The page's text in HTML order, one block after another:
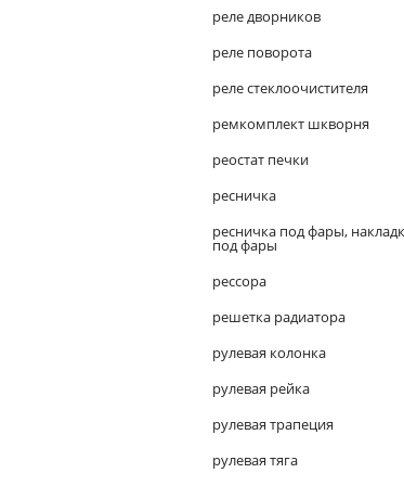
реле дворников
реле поворота
реле стеклоочистителя
ремкомплект шкворня
реостат печки
ресничка
ресничка под фары,
под фары
рессора
решетка радиатора
рулевая колонка
рулевая рейка
рулевая трапеция
рулевая тяга